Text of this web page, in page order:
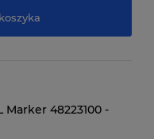
Marker 48223100 -